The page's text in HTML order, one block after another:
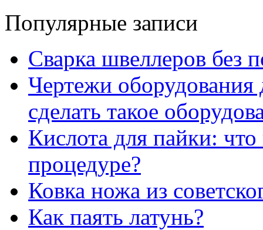
Популярные записи
Сварка швеллеров без
Чертежи оборудования
сделать такое
Кислота для пайки:
процедуре?
Ковка ножа из
Как паять латунь?